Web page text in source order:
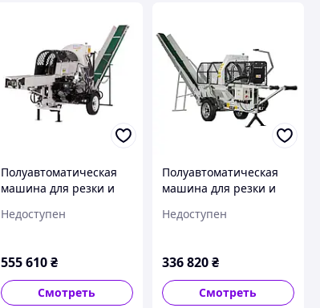
Полуавтоматическая
машина для резки и
SSA500GH-PRO/S
Недоступен
555 610 ₴
Смотреть
Полуавтоматическая
машина для резки и
SSA 400G
Недоступен
336 820₴
Смотреть